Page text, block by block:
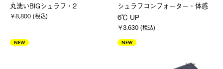
丸洗いBIGシュラフ・2
￥8,800 (税込)
シュラフコンフォーター・体感
6℃ UP
￥3,630 (税込)
NEW NEW